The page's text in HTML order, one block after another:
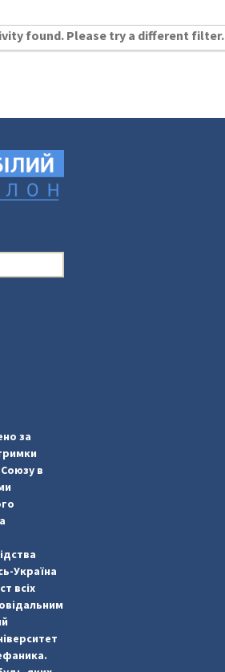
found. Please try a different filter.
за
в
Україна
всіх